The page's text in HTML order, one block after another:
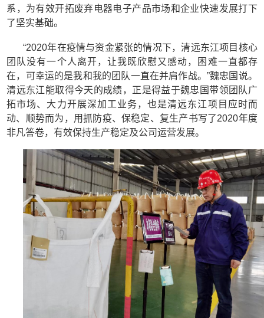
系，为有效开拓废弃电器电子产品市场和企业快速发展打下
了坚实基础。
“2020年在疫情与资金紧张的情况下，清远东江项目核心
团队没有一个人离开，让我既欣慰又感动，困难一直都存
在，可幸运的是我和我的团队一直在并肩作战。”魏忠国说。
清远东江能取得今天的成绩，正是得益于魏忠国带领团队广
拓市场、大力开展深加工业务，也是清远东江项目应时而
动、顺势而为，用抓防疫、保稳定、复生产书写了2020年度
非凡答卷，有效保持生产稳定及公司运营发展。